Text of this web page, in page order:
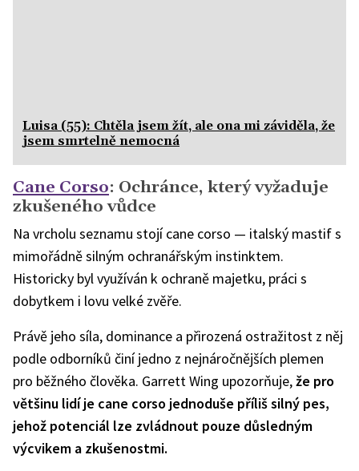
Luisa (55): Chtěla jsem žít, ale ona mi záviděla, že
jsem smrtelně nemocná
Cane Corso: Ochránce, který vyžaduje
zkušeného vůdce
Na vrcholu seznamu stojí cane corso — italský mastif s
mimořádně silným ochranářským instinktem.
Historicky byl využíván k ochraně majetku, práci s
dobytkem i lovu velké zvěře.
Právě jeho síla, dominance a přirozená ostražitost z něj
podle odborníků činí jedno z nejnáročnějších plemen
pro běžného člověka. Garrett Wing upozorňuje,že pro
většinu lidí je cane corso jednoduše příliš silný pes,
jehož potenciál lze zvládnout pouze důsledným
výcvikem a zkušenostmi.